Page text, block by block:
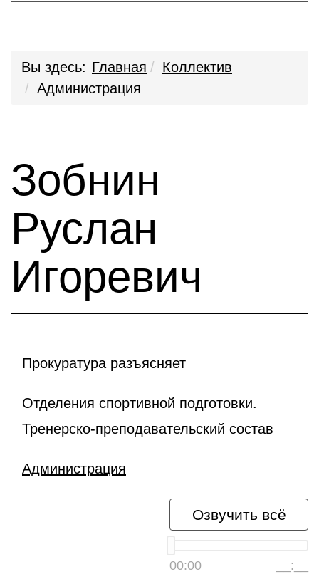
Вы здесь: Главная
Коллектив
Администрация
Зобнин
Руслан
Игоревич
Прокуратура разъясняет
Отделения спортивной подготовки.
Тренерско-преподавательский состав
Администрация
Озвучить всё
00:00 __:__